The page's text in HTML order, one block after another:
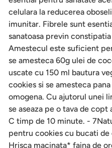
celulara la reducerea
imunitar. Fibrele sunt
sanatoasa previn
Amestecul este suficient
se amesteca 60g ulei de
uscate cu 150 ml bautura
cookies si se amesteca
omogena. Cu ajutorul unei
se aseaza pe o tava de
C timp de 10 minute. -
pentru cookies cu bucati
Hrisca macinata* faina de